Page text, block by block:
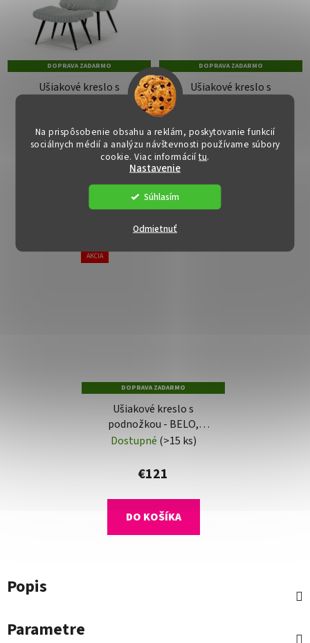
Na prispôsobenie obsahu a reklám, poskytovanie funkcií
sociálnych médií a analýzu návštevnosti používame súbory
cookie. Viac informáciítu.
Nastavenie
Odmietnuť
Súhlasím
DOPRAVA ZADARMO
Ušiakové kreslo s
€121
DOPRAVA ZADARMO
Ušiakové kreslo s
€121
AKCIA
DOPRAVA ZADARMO
Ušiakové kreslo s
podnožkou - BELO,
Ružová látka
Dostupné (>15 ks)
€121
DO KOŠÍKA
Popis
Parametre